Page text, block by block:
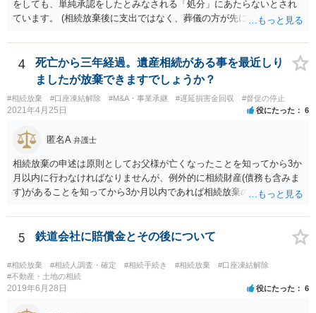
をしても、単純承認をしたとみなされる「処分」にあたらないとされ
ています。 (相続放棄後に支出ではなく、葬儀の方が先に来るのが通常
述の手続ということだと思いますが) ただ、葬儀費用ならいくらでもよ
いということではなく、身分相応の、社会的儀式として当然認められ
る程度の金額に留まると考えた方がよいです。 もし、相続人の皆さん
に葬儀費用を支出する経済力がなく、質素な葬儀を行った費用であれ
ば相続財産から支出しても単純承認と認められない可能性が高いの
で、相続放棄申述が受理される可能性も高いと思います。
4
死亡から三年経過。遺産相続がある事を最近しり
ましたが放棄できますでしょうか？
#相続放棄 #口座凍結解除 #M&A・事業承継 #遅延損害金回収 #督促の停止
2021年4月25日 役にたった 6
匿名A 弁護士
相続放棄の申述は原則としてお父様が亡くなったことを知ってから3か
月以内に行わなければなりませんが、例外的に相続財産(債務も含みま
す)があることを知ってから3か月以内であれば相続放棄の申述が認め
したら、早急に家裁に行って相続放棄の申述をしたい旨告げて必要な
書類を提出されることをおすすめいたします。 なお、お父様の債務が
にあたっては、法テラスの無料相談等を利用して弁護士に相談するこ
とも十分考えられるかと存じます。また、ご記載いただいた事実関係
を拝見するかぎり、再婚相手のかたは既に相続放棄をされている可能
5 鉄道会社に賠償金とその後について
#相続放棄 #相続人調査・確定 #相続手続き #相続放棄
#口座凍結解除
#不動産・土地の相続
2019年6月28日 役にたった 6